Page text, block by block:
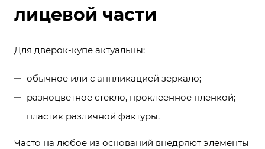
лицевой части
Для дверок-купе актуальны:
обычное или с аппликацией зеркало;
разноцветное стекло, проклеенное пленкой;
пластик различной фактуры.
Часто на любое из оснований внедряют элементы